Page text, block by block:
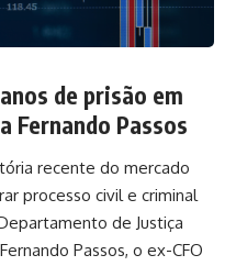
de prisão em
Fernando Passos
recente do mercado
processo civil e criminal
de Justiça
Passos, o ex-CFO